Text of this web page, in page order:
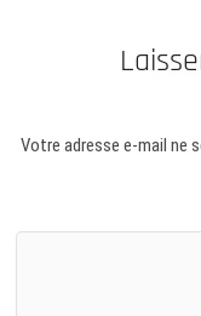
Votre adresse e-mail ne